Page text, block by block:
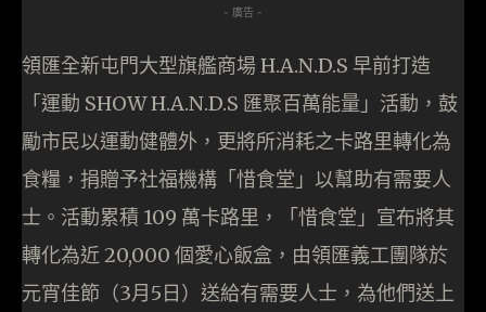
- 廣告 -
領匯全新屯門大型旗艦商場 H.A.N.D.S 早前打造
「運動 SHOW H.A.N.D.S 匯聚百萬能量」活動，鼓
勵市民以運動健體外，更將所消耗之卡路里轉化為
食糧，捐贈予社福機構「惜食堂」以幫助有需要人
士。活動累積 109 萬卡路里，「惜食堂」宣布將其
轉化為近 20,000 個愛心飯盒，由領匯義工團隊於
元宵佳節（3月5日）送給有需要人士，為他們送上